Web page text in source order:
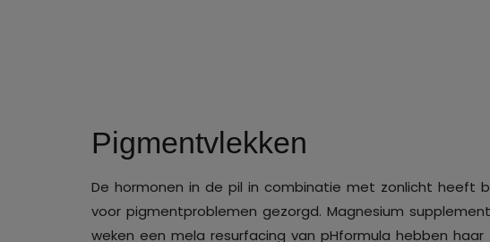
Pigmentvlekken
De hormonen in de pil in combinatie met zonlicht heeft
voor pigmentproblemen gezorgd. Magnesium
weken een mela resurfacing van pHformula hebben haar